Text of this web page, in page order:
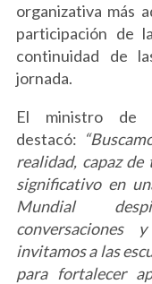
organizativa más
participación de
continuidad de
jornada.
El ministro de
destacó:
realidad, capaz
significativo en
Mundial
conversaciones
invitamos a las
para fortalecer